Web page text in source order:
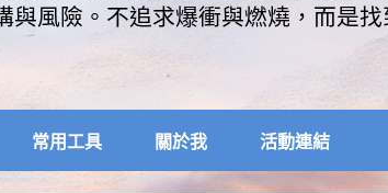
與風險。不追求爆衝與燃燒，而是
常用工具 關於我 活動連結